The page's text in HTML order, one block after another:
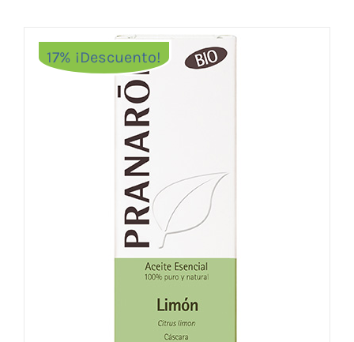
17% ¡Descuento!